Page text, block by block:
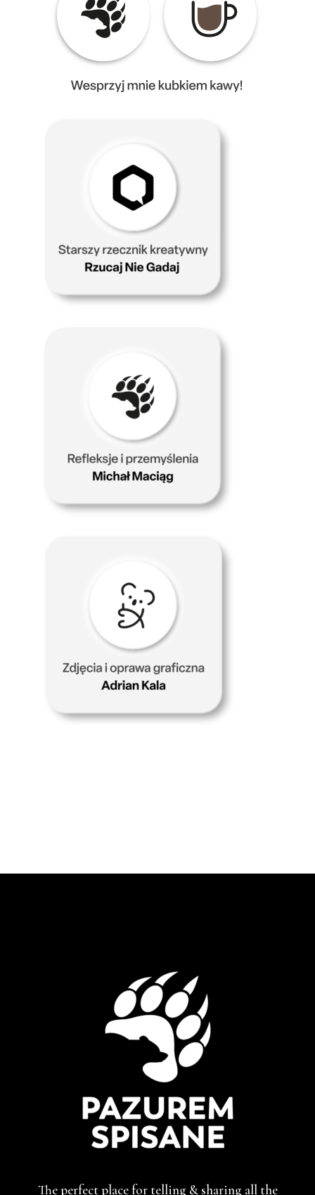
The perfect place for telling & sharing all the